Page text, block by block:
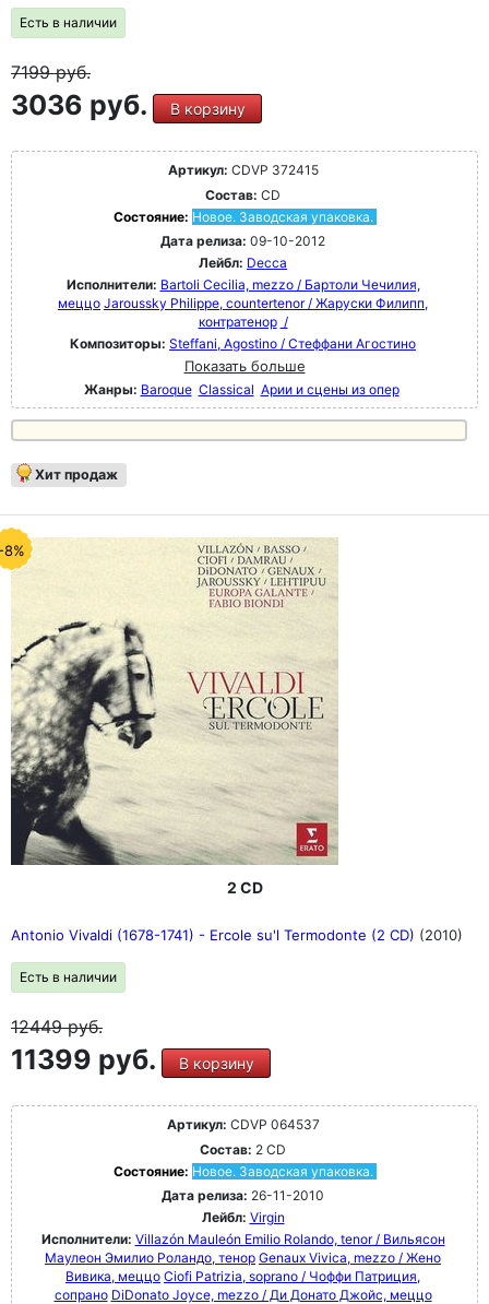
Есть в наличии
7199руб.
3036 руб. В корзину
Артикул: CDVP 372415
Состав: CD
Состояние: Новое. Заводская упаковка.
Дата релиза: 09-10-2012
Лейбл: Decca
Исполнители: Bartoli Cecilia, mezzo / Бартоли Чечилия,
меццо Jaroussky Philippe, countertenor / Жаруски Филипп,
контратенор /
Композиторы: Steffani, Agostino / Стеффани Агостино
Показать больше
Жанры: Baroque Classical Арии и сцены из опер
Хит продаж
8%
2 CD
Antonio Vivaldi (1678-1741) - Ercole su'l Termodonte (2 CD) (2010)
Есть в наличии
12449руб.
11399 руб. В корзину
Артикул: CDVP 064537
Состав: 2 CD
Состояние: Новое. Заводская упаковка.
Дата релиза: 26-11-2010
Лейбл: Virgin
Исполнители: Villazón Mauleón Emilio Rolando, tenor / Вильясон
Маулеон Эмилио Роландо, тенор Genaux Vivica, mezzo / Жено
Вивика, меццо Ciofi Patrizia, soprano / Чоффи Патриция,
сопрано DiDonato Joyce, mezzo / Ди Донато Джойс, меццо